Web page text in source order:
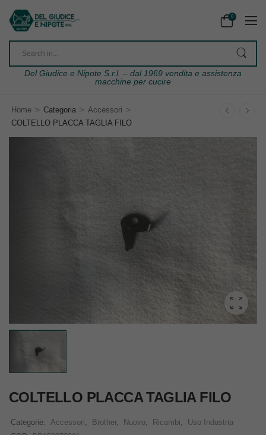
0
Del Giudice e Nipote S.r.l. – dal 1969 vendita e assistenza
macchine per cucire
Home > Categoria > Accessori >
COLTELLO PLACCA TAGLIA FILO
COLTELLO PLACCA TAGLIA FILO
Categorie: Accessori, Brother, Nuovo, Ricambi,
Uso Industria